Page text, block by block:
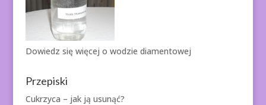
Dowiedz się więcej o wodzie diamentowej
Przepiski
Cukrzyca – jak ją usunąć?